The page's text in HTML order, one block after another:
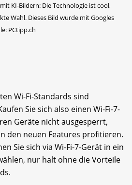
KI-Bildern: Die Technologie ist cool,
Wahl. Dieses Bild wurde mit Googles
PCtipp.ch
Wi-Fi-Standards sind
Sie sich also einen Wi-Fi-7-
Geräte nicht ausgesperrt,
den neuen Features profitieren.
Sie sich via Wi-Fi-7-Gerät in ein
nur halt ohne die Vorteile